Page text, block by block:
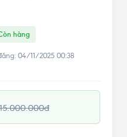
hàng
04/11/2025 00:38